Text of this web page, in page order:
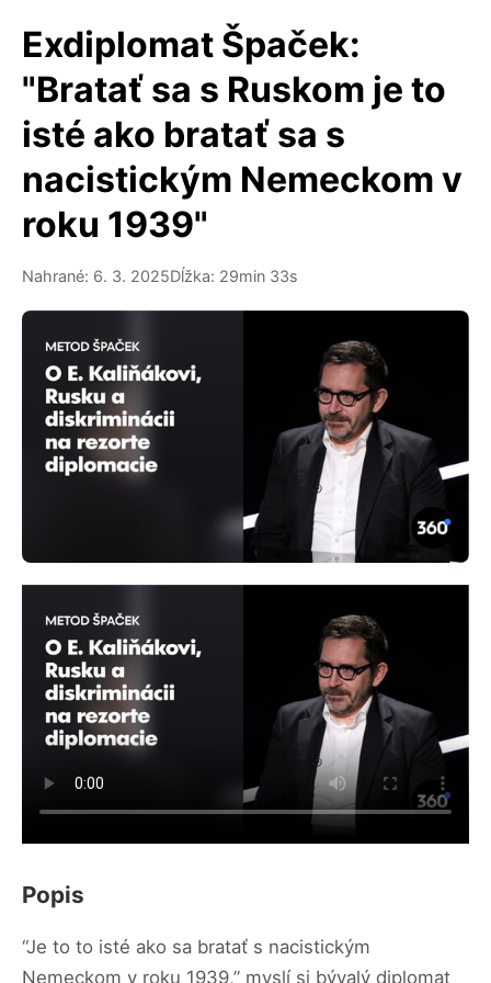
Exdiplomat Špaček:
"Bratať sa s Ruskom je to
isté ako bratať sa s
nacistickým Nemeckom v
roku 1939"
Nahrané: 6. 3. 2025Dĺžka: 29min 33s
Popis
“Je to to isté ako sa bratať s nacistickým
Nemeckom v roku 1939,” myslí si bývalý diplomat